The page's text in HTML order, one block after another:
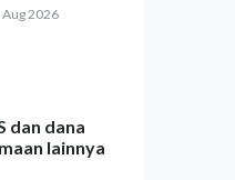
Aug 2026
dan dana
lainnya